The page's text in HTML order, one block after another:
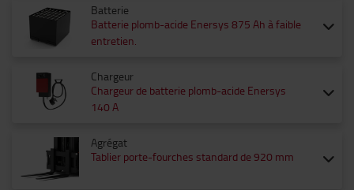
Batterie
Batterie plomb-acide Enersys 875 Ah à faible
entretien.
Chargeur
Chargeur de batterie plomb-acide Enersys
140 A
Agrégat
Tablier porte-fourches standard de 920 mm